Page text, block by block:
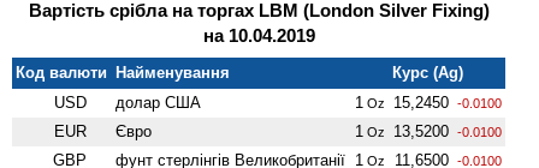
Вартість срібла на торгах LBM (London Silver Fixing)
на 10.04.2019
Код валюти Найменування
Курс (Ag)
USD
долар США 1 Oz 15,2450 -0.0100
EUR Євро 1 Oz 13,5200 -0.0100
GBP фунт стерлінгів Велико­британії 1 Oz 11,6500 -0.0100